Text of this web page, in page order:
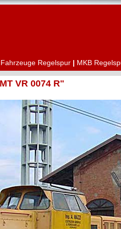
Regelspur | MKB
VR 0074 R"